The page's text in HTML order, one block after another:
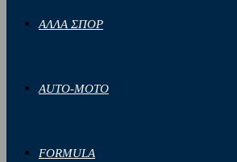
ΑΛΛΑ ΣΠΟΡ
AUTO-MOTO
FORMULA